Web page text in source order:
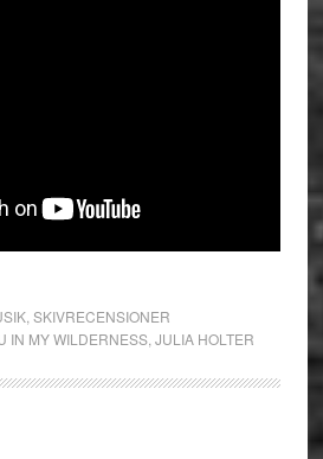
, SKIVRECENSIONER
IN MY WILDERNESS, JULIA HOLTER